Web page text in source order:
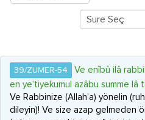
39/ZUMER-54
Ve enîbû ilâ
en ye’tiyekumul azâbu summe lâ
Ve Rabbinize (Allah’a) yönelin
dileyin)! Ve size azap gelmeden